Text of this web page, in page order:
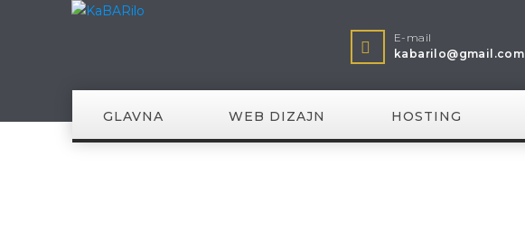
E-mail
kabarilo@gmail.com
GLAVNA WEB DIZAJN HOSTING